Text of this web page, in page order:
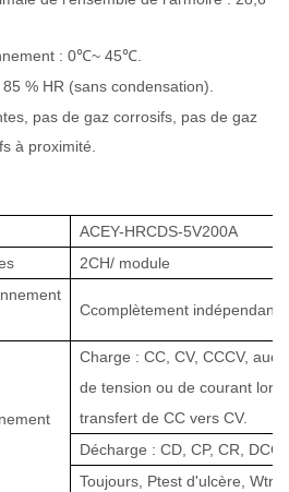
: 0℃~ 45℃.
% HR (sans condensation).
pas de gaz corrosifs, pas de gaz
à proximité.
ACEY-HRCDS-5V200A
2CH/ module
Ccomplètement indépendant
Charge : CC, CV, CCCV,
de tension ou de courant lors
transfert de CC vers CV.
Décharge : CD, CP, CR, DCCV
Toujours, Ptest d'ulcère, W